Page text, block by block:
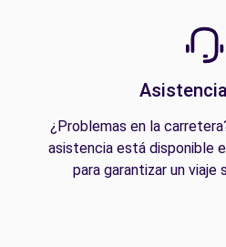
¿Problemas en la
asistencia está disponible
para garantizar un viaje